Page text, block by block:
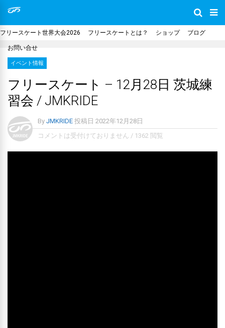
フリースケート世界大会2026 フリースケートとは？ ショップ ブログ
お問い合せ
イベント情報
フリースケート – 12月28日 茨城練
習会 / JMKRIDE
By JMKRIDE 投稿日 2022年12月28日
コメントは受付けておりません / 1362 閲覧